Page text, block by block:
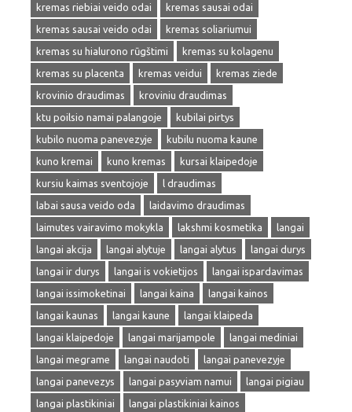
kremas riebiai veido odai
kremas sausai odai
kremas sausai veido odai
kremas soliariumui
kremas su hialurono rūgštimi
kremas su kolagenu
kremas su placenta
kremas veidui
kremas ziede
krovinio draudimas
kroviniu draudimas
ktu poilsio namai palangoje
kubilai pirtys
kubilo nuoma panevezyje
kubilu nuoma kaune
kuno kremai
kuno kremas
kursai klaipedoje
kursiu kaimas sventojoje
l draudimas
labai sausa veido oda
laidavimo draudimas
laimutes vairavimo mokykla
lakshmi kosmetika
langai
langai akcija
langai alytuje langai alytus
langai durys
langai ir durys
langai is vokietijos
langai ispardavimas
langai issimoketinai
langai kaina
langai kainos
langai kaunas
langai kaune
langai klaipeda
langai klaipedoje
langai marijampole
langai mediniai
langai megrame
langai naudoti
langai panevezyje
langai panevezys
langai pasyviam namui
langai pigiau
langai plastikiniai
langai plastikiniai kainos